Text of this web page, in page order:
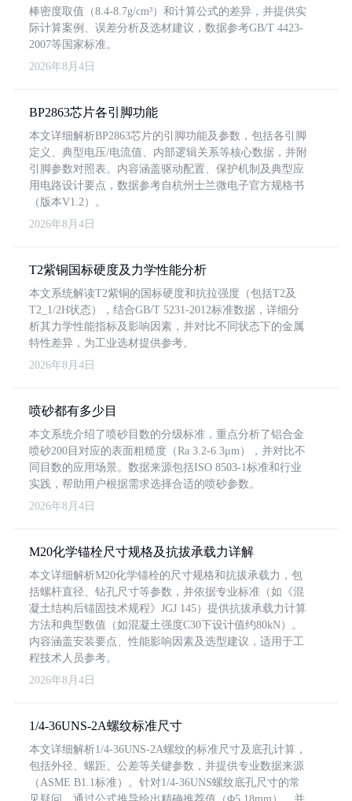
棒密度取值（8.4-8.7g/cm³）和计算公式的差异，并提供实
际计算案例、误差分析及选材建议，数据参考GB/T 4423-
2007等国家标准。
2026年8月4日
BP2863芯片各引脚功能
本文详细解析BP2863芯片的引脚功能及参数，包括各引脚
定义、典型电压/电流值、内部逻辑关系等核心数据，并附
引脚参数对照表。内容涵盖驱动配置、保护机制及典型应
用电路设计要点，数据参考自杭州士兰微电子官方规格书
（版本V1.2）。
2026年8月4日
T2紫铜国标硬度及力学性能分析
本文系统解读T2紫铜的国标硬度和抗拉强度（包括T2及
T2_1/2H状态），结合GB/T 5231-2012标准数据，详细分
析其力学性能指标及影响因素，并对比不同状态下的金属
特性差异，为工业选材提供参考。
2026年8月4日
喷砂都有多少目
本文系统介绍了喷砂目数的分级标准，重点分析了铝合金
喷砂200目对应的表面粗糙度（Ra 3.2-6.3μm），并对比不
同目数的应用场景。数据来源包括ISO 8503-1标准和行业
实践，帮助用户根据需求选择合适的喷砂参数。
2026年8月4日
M20化学锚栓尺寸规格及抗拔承载力详解
本文详细解析M20化学锚栓的尺寸规格和抗拔承载力，包
括螺杆直径、钻孔尺寸等参数，并依据专业标准（如《混
凝土结构后锚固技术规程》JGJ 145）提供抗拔承载力计算
方法和典型数值（如混凝土强度C30下设计值约80kN）。
内容涵盖安装要点、性能影响因素及选型建议，适用于工
程技术人员参考。
2026年8月4日
1/4-36UNS-2A螺纹标准尺寸
本文详细解析1/4-36UNS-2A螺纹的标准尺寸及底孔计算，
包括外径、螺距、公差等关键参数，并提供专业数据来源
（ASME B1.1标准）。针对1/4-36UNS螺纹底孔尺寸的常